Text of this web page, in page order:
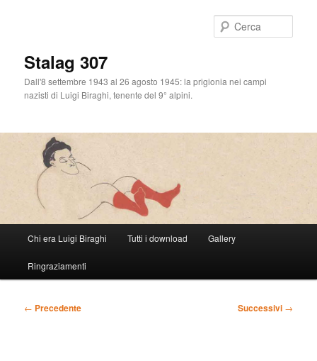
Stalag 307
Dall'8 settembre 1943 al 26 agosto 1945: la prigionia nei campi
nazisti di Luigi Biraghi, tenente del 9° alpini.
principale
Vai
al
Chi era Luigi Biraghi Tutti i download Gallery
Ringraziamenti
Navigazione
← Precedente Successivi →